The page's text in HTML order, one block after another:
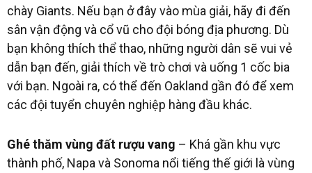
chày Giants. Nếu bạn ở đây vào mùa giải, hãy đi đến
sân vận động và cổ vũ cho đội bóng địa phương. Dù
bạn không thích thể thao, những người dân sẽ vui vẻ
dẫn bạn đến, giải thích về trò chơi và uống 1 cốc bia
với bạn. Ngoài ra, có thể đến Oakland gần đó để xem
các đội tuyển chuyên nghiệp hàng đầu khác.
Ghé thăm vùng đất rượu vang – Khá gần khu vực
thành phố, Napa và Sonoma nổi tiếng thế giới là vùng